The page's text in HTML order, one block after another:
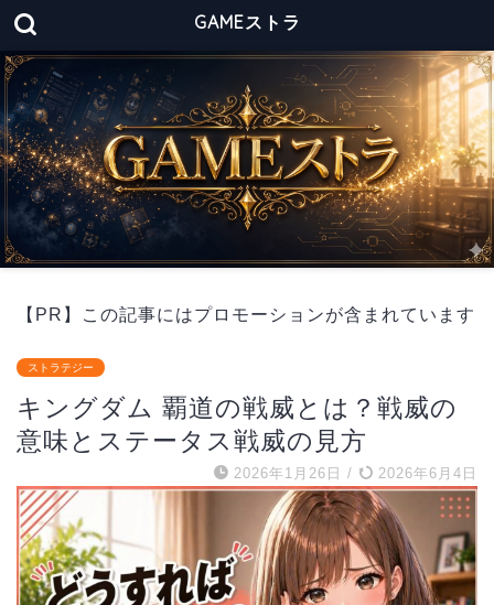
GAMEストラ
【PR】この記事にはプロモーションが含まれています
ストラテジー
キングダム 覇道の戦威とは？戦威の
意味とステータス戦威の見方
2026年1月26日 / 2026年6月4日